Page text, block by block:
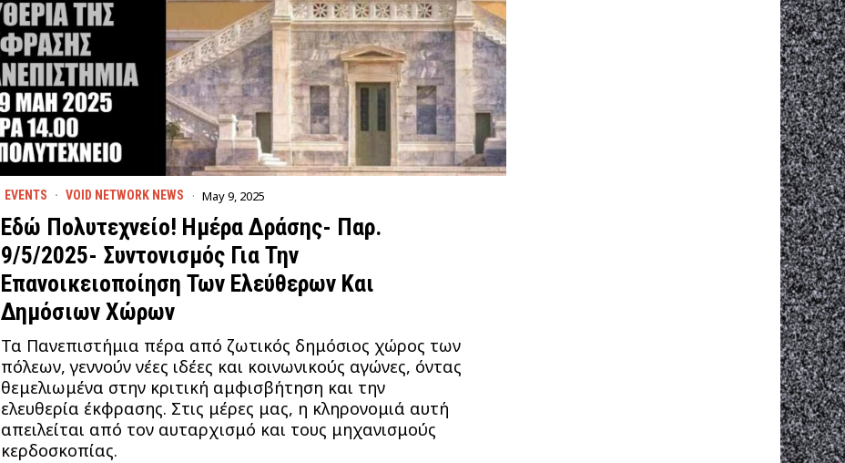
EVENTS · VOID NETWORK NEWS May 9, 2025
Εδώ Πολυτεχνείο! Ημέρα Δράσης- Παρ.
9/5/2025- Συντονισμός Για Την
Επανοικειοποίηση Των Ελεύθερων Και
Δημόσιων Χώρων
Τα Πανεπιστήμια πέρα από ζωτικός δημόσιος χώρος των
πόλεων, γεννούν νέες ιδέες και κοινωνικούς αγώνες, όντας
θεμελιωμένα στην κριτική αμφισβήτηση και την
ελευθερία έκφρασης. Στις μέρες μας, η κληρονομιά αυτή
απειλείται από τον αυταρχισμό και τους μηχανισμούς
κερδοσκοπίας.